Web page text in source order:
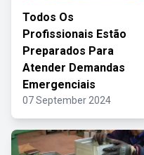
Todos Os
Profissionais Estão
Preparados Para
Atender Demandas
Emergenciais
07 September 2024